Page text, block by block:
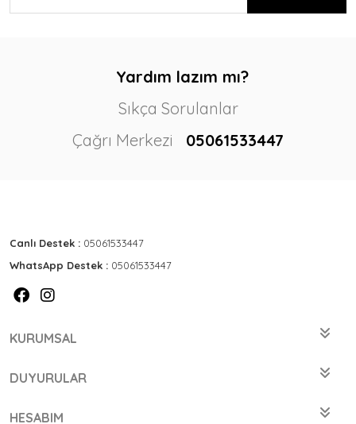
Yardım lazım mı?
Sıkça Sorulanlar
Çağrı Merkezi
05061533447
Canlı Destek : 05061533447
WhatsApp Destek : 05061533447
KURUMSAL
DUYURULAR
HESABIM